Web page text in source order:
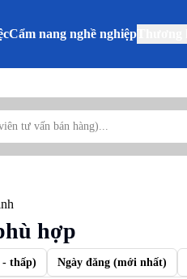
Cẩm nang nghề nghiệp
hợp
- thấp) Ngày đăng (mới nhất)